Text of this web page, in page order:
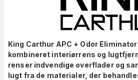
King Carthur APC + Odor
kombineret interiørrens og
renser indvendige overflader og
lugt fra de materialer, der